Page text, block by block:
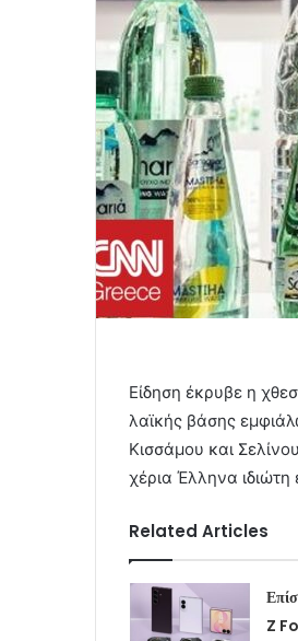
Είδηση έκρυβε η
λαϊκής βάσης
Κισσάμου και
χέρια Έλληνα ιδιώτη
Related Articles
Z